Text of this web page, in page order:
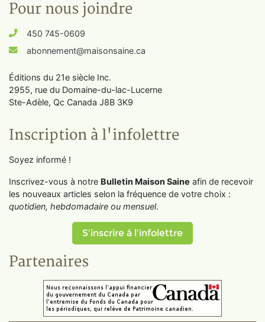
Pour nous joindre
450 745-0609
abonnement@maisonsaine.ca
Éditions du 21e siècle Inc.
2955, rue du Domaine-du-lac-Lucerne
Ste-Adèle, Qc Canada J8B 3K9
Inscription à l'infolettre
Soyez informé !
Inscrivez-vous à notre Bulletin Maison Saine afin de recevoir
les nouveaux articles selon la fréquence de votre choix :
quotidien, hebdomadaire ou mensuel.
S'inscrire à l'infolettre
Partenaires